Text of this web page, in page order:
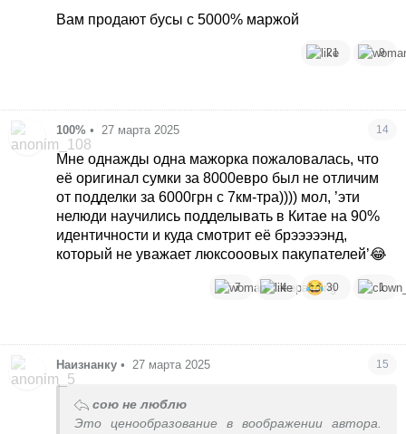
Вам продают бусы с 5000% маржой
21 9
100% • 27 марта 2025 14
Мне однажды одна мажорка пожаловалась, что
её оригинал сумки за 8000евро был не отличим
от подделки за 6000грн с 7км-тра)))) мол, ’эти
нелюди научились подделывать в Китае на 90%
идентичности и куда смотрит её брэээээнд,
который не уважает люксооовых пакупателей’😂
7 4 30 1
Наизнанку • 27 марта 2025 15
сою не люблю
Это ценообразование в воображении автора.